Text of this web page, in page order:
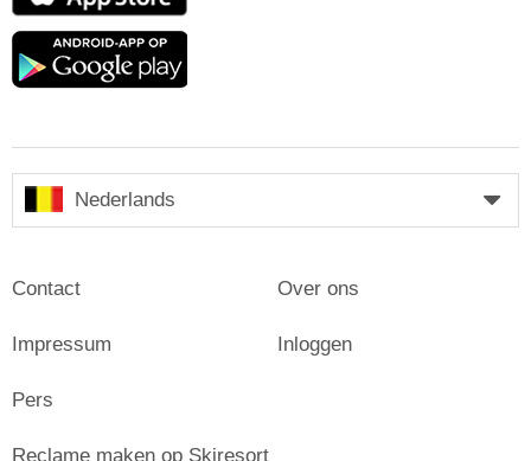
Google
Nederlands
Contact
Impressum
Pers
Over ons
Inloggen
Reclame maken op Skiresort